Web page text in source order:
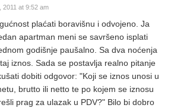
2011 at 9:52 am
plaćati boravišnu i odvojeno. Ja
apartman meni se savršeno isplati
godišnje paušalno. Sa dva noćenja
iznos. Sada se postavlja realno pitanje
dobiti odgovor: "Koji se iznos unosi u
brutto ili netto te po kojem se iznosu
prag za ulazak u PDV?" Bilo bi dobro